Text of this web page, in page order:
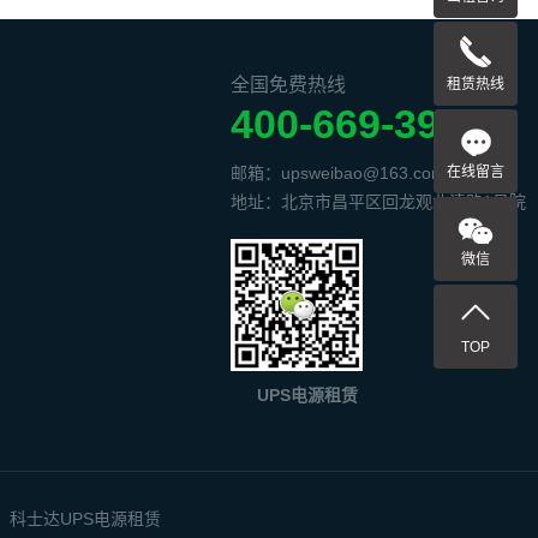
全国免费热线
400-669-3938
邮箱：upsweibao@163.com
地址：北京市昌平区回龙观北清路1号院
UPS电源租赁
科士达UPS电源租赁
租赁热线
在线留言
微信
TOP